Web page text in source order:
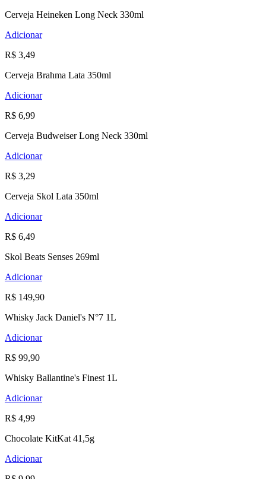
Cerveja Heineken Long Neck 330ml
Adicionar
R$ 3,49
Cerveja Brahma Lata 350ml
Adicionar
R$ 6,99
Cerveja Budweiser Long Neck 330ml
Adicionar
R$ 3,29
Cerveja Skol Lata 350ml
Adicionar
R$ 6,49
Skol Beats Senses 269ml
Adicionar
R$ 149,90
Whisky Jack Daniel's N°7 1L
Adicionar
R$ 99,90
Whisky Ballantine's Finest 1L
Adicionar
R$ 4,99
Chocolate KitKat 41,5g
Adicionar